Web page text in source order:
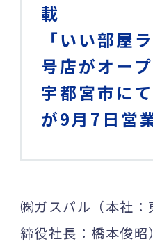
載
「いい部屋
号店がオー
宇都宮市に
が9月7日営
㈱ガスパル（本社
締役社長：橋本俊